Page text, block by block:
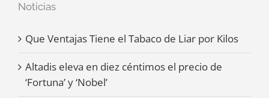
Noticias
Que Ventajas Tiene el Tabaco de Liar por Kilos
Altadis eleva en diez céntimos el precio de
‘Fortuna’ y ‘Nobel’